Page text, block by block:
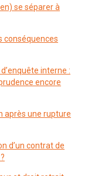
se séparer à
conséquences
interne :
encore
après une rupture
d’un contrat de